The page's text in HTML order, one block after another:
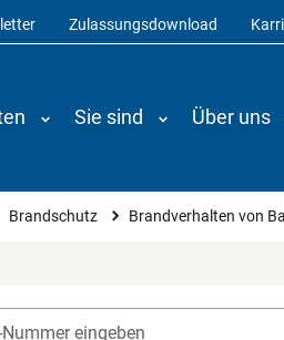
Zulassungsdownload
Sie sind Über uns
Brandschutz Brandverhalten von